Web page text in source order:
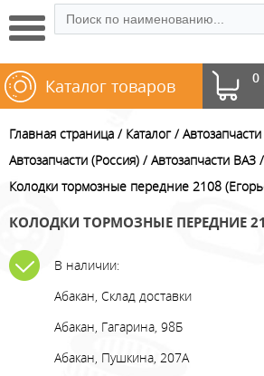
0
Каталог товаров
Главная страница Каталог
Автозапчасти
Автозапчасти (Россия)
Автозапчасти ВАЗ
Колодки тормозные передние 2108
КОЛОДКИ ТОРМОЗНЫЕ ПЕРЕДНИЕ
В наличии:
Абакан, Склад доставки
Абакан, Гагарина, 98Б
Абакан, Пушкина, 207А